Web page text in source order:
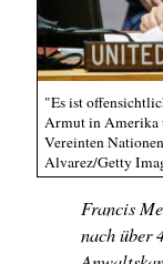
"Es ist
Armut in Amerika
Vereinten
Alvarez/Getty
Francis
nach über